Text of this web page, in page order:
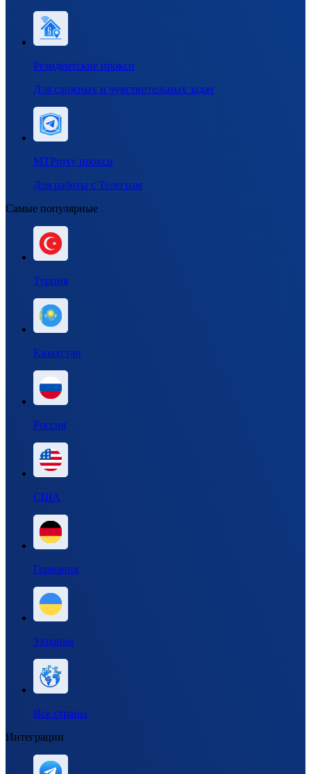
Резидентские прокси
Для сложных и чувствительных задач
MTProxy прокси
Для работы с Телеграм
Самые популярные
Турция
Казахстан
Россия
США
Германия
Украина
Все страны
Интеграции